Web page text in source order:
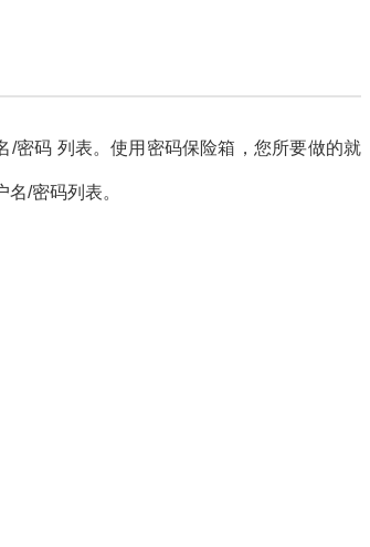
/密码 列表。使用密码保险箱，您所要做的就
/密码列表。